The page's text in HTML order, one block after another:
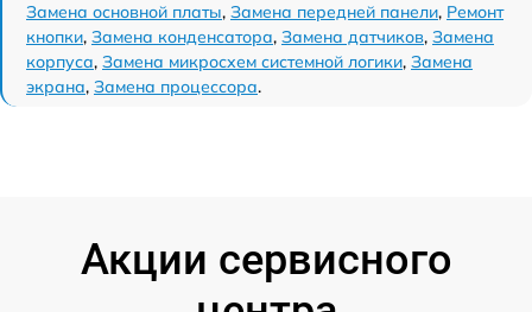
Замена основной платы, Замена передней панели, Ремонт
кнопки, Замена конденсатора, Замена датчиков, Замена
корпуса, Замена микросхем системной логики, Замена
экрана, Замена процессора.
Акции сервисного